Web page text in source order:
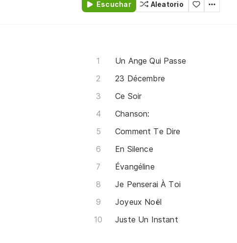
Escuchar Aleatorio
Un Ange Qui Passe
23 Décembre
Ce Soir
Chanson:
Comment Te Dire
En Silence
Évangéline
Je Penserai À Toi
Joyeux Noël
Juste Un Instant